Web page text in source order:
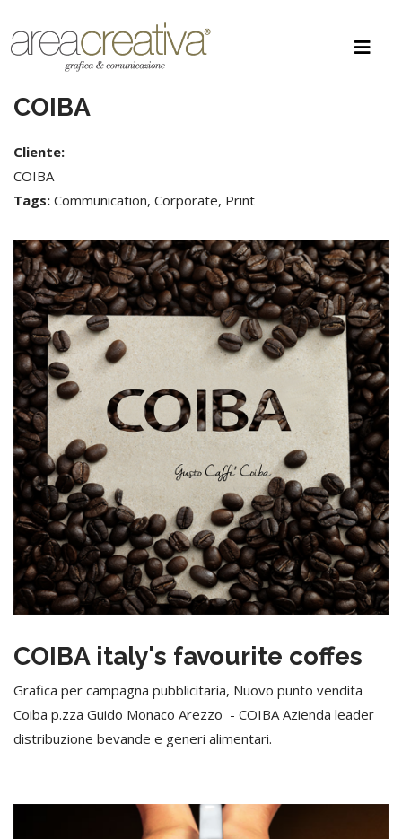
COIBA
Cliente:
COIBA
Tags: Communication, Corporate, Print
COIBA italy's favourite coffes
Grafica per campagna pubblicitaria, Nuovo punto vendita
Coiba p.zza Guido Monaco Arezzo - COIBA Azienda leader
distribuzione bevande e generi alimentari.